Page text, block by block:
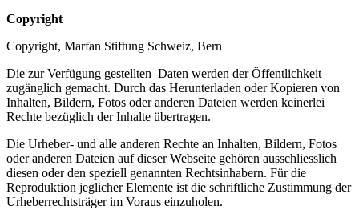
Copyright
Copyright, Marfan Stiftung Schweiz, Bern
Die zur Verfügung gestellten Daten werden der Öffentlichkeit
zugänglich gemacht. Durch das Herunterladen oder Kopieren von
Inhalten, Bildern, Fotos oder anderen Dateien werden keinerlei
Rechte bezüglich der Inhalte übertragen.
Die Urheber- und alle anderen Rechte an Inhalten, Bildern, Fotos
oder anderen Dateien auf dieser Webseite gehören ausschliesslich
diesen oder den speziell genannten Rechtsinhabern. Für die
Reproduktion jeglicher Elemente ist die schriftliche Zustimmung der
Urheberrechtsträger im Voraus einzuholen.